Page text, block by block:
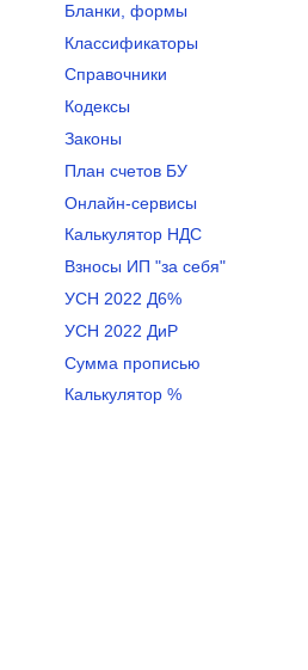
Бланки, формы
Классификаторы
Справочники
Кодексы
Законы
План счетов БУ
Онлайн-сервисы
Калькулятор НДС
Взносы ИП "за себя"
УСН 2022 Д6%
УСН 2022 ДиР
Сумма прописью
Калькулятор %